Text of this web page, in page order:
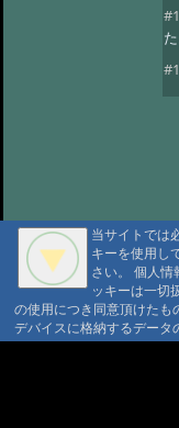
た
当サイトでは
キーを使用し
さい。 個人情
ッキーは一切
の使用につき同意頂けた
デバイスに格納するデータ